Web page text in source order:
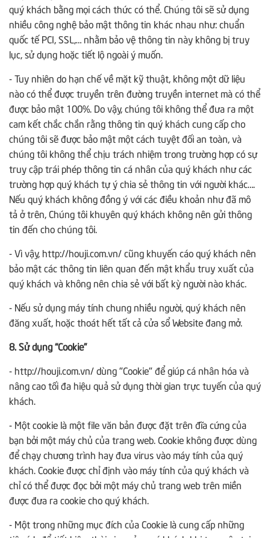
quý khách bằng mọi cách thức có thể. Chúng tôi sẽ sử dụng
nhiều công nghệ bảo mật thông tin khác nhau như: chuẩn
quốc tế PCI, SSL,… nhằm bảo vệ thông tin này không bị truy
lục, sử dụng hoặc tiết lộ ngoài ý muốn.
- Tuy nhiên do hạn chế về mặt kỹ thuật, không một dữ liệu
nào có thể được truyền trên đường truyền internet mà có thể
được bảo mật 100%. Do vậy, chúng tôi không thể đưa ra một
cam kết chắc chắn rằng thông tin quý khách cung cấp cho
chúng tôi sẽ được bảo mật một cách tuyệt đối an toàn, và
chúng tôi không thể chịu trách nhiệm trong trường hợp có sự
truy cập trái phép thông tin cá nhân của quý khách như các
trường hợp quý khách tự ý chia sẻ thông tin với người khác….
Nếu quý khách không đồng ý với các điều khoản như đã mô
tả ở trên, Chúng tôi khuyên quý khách không nên gửi thông
tin đến cho chúng tôi.
- Vì vậy, http://houji.com.vn/ cũng khuyến cáo quý khách nên
bảo mật các thông tin liên quan đến mật khẩu truy xuất của
quý khách và không nên chia sẻ với bất kỳ người nào khác.
- Nếu sử dụng máy tính chung nhiều người, quý khách nên
đăng xuất, hoặc thoát hết tất cả cửa sổ Website đang mở.
8. Sử dụng “Cookie”
- http://houji.com.vn/ dùng "Cookie" để giúp cá nhân hóa và
nâng cao tối đa hiệu quả sử dụng thời gian trực tuyến của quý
khách.
- Một cookie là một file văn bản được đặt trên đĩa cứng của
bạn bởi một máy chủ của trang web. Cookie không được dùng
để chạy chương trình hay đưa virus vào máy tính của quý
khách. Cookie được chỉ định vào máy tính của quý khách và
chỉ có thể được đọc bởi một máy chủ trang web trên miền
được đưa ra cookie cho quý khách.
- Một trong những mục đích của Cookie là cung cấp những